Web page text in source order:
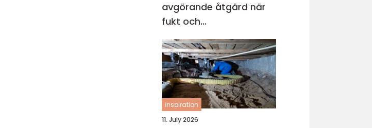
avgörande åtgärd när
fukt och
mikroorganismer har
fått fäste i en byggnad
inspiration
11. July 2026